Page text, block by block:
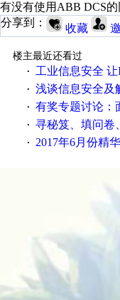
有没有使用ABB DCS的
分享到：
收藏
楼主最近还看过
·
工业信息安全
· 浅谈信息安全及
· 有奖专题讨论：面对低压变
· 寻秘笈、填问卷
· 2017年6月份精